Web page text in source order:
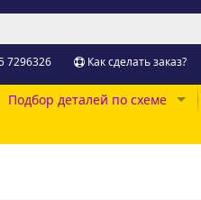
7296326 Как сделать заказ?
Подбор деталей по схеме